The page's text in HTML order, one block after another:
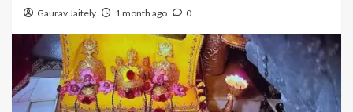
Gaurav Jaitely 1 month ago 0